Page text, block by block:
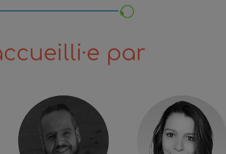
par